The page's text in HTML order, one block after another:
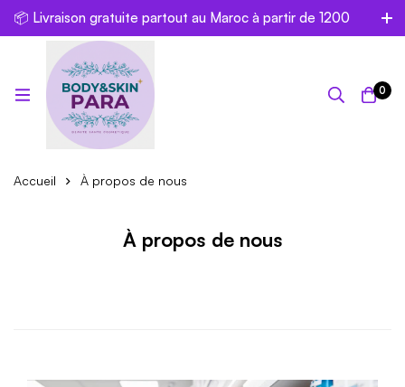
📦 Livraison gratuite partout au Maroc à partir de 1200
dh
0
Accueil À propos de nous
À propos de nous